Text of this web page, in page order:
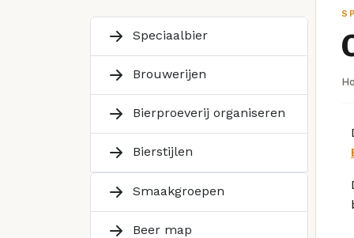
Speciaalbier
Brouwerijen
Bierproeverij organiseren
Bierstijlen
Smaakgroepen
Beer map